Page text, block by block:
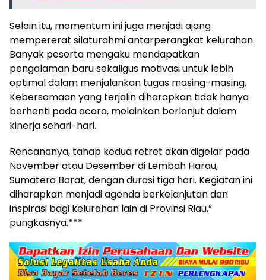
Selain itu, momentum ini juga menjadi ajang
mempererat silaturahmi antarperangkat kelurahan.
Banyak peserta mengaku mendapatkan
pengalaman baru sekaligus motivasi untuk lebih
optimal dalam menjalankan tugas masing-masing.
Kebersamaan yang terjalin diharapkan tidak hanya
berhenti pada acara, melainkan berlanjut dalam
kinerja sehari-hari.
Rencananya, tahap kedua retret akan digelar pada
November atau Desember di Lembah Harau,
Sumatera Barat, dengan durasi tiga hari. Kegiatan ini
diharapkan menjadi agenda berkelanjutan dan
inspirasi bagi kelurahan lain di Provinsi Riau,”
pungkasnya.***